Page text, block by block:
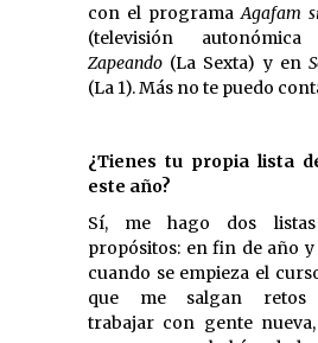
con el programaAgafam
(televisión
Zapeando (La Sexta) y en
(La 1). Más no te puedo
¿Tienes tu propia lista
este año?
Sí, me hago dos
propósitos: en fin de año
cuando se empieza el
que me salgan retos
trabajar con gente